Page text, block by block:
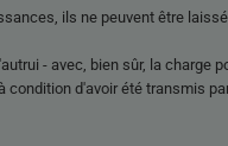
ils ne peuvent être
- avec, bien sûr, la charge
d'avoir été transmis